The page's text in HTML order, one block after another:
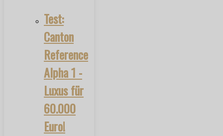
Test:
Canton
Reference
Alpha 1 -
Luxus für
60.000
Euro!